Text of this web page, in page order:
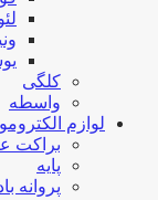
کلگی
واسطه
لوازم
براکت
پایه
پروانه